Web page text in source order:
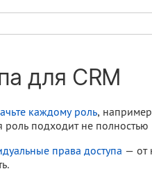
для CRM
каждому роль,
роль подходит не
права доступа — от